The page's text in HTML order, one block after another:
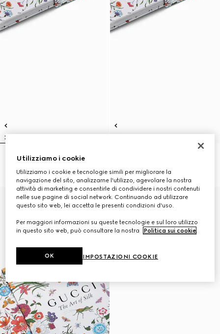
Gucci: The Art of Silk (italiano)
Personalizza con le iniziali
Utilizziamo i cookie
Utilizziamo i cookie e tecnologie simili per migliorare la
navigazione del sito, analizzarne l'utilizzo, agevolare la nostra
attività di marketing e consentirle di condividere i nostri contenuti
nelle sue pagine di social network. Continuando ad utilizzare
questo sito web, lei accetta le presenti condizioni d'uso.
Per maggiori informazioni su queste tecnologie e sul loro utilizzo
in questo sito web, può consultare la nostra
Politica sui cookie
IMPOSTAZIONI COOKIE
OK